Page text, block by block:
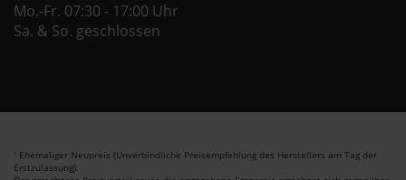
Mo.-Fr. 07:30 - 17:00 Uhr
Sa. & So. geschlossen
1 Ehemaliger Neupreis (Unverbindliche Preisempfehlung des Herstellers am Tag der
Erstzulassung).